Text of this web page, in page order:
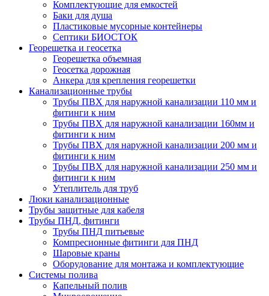
Комплектующие для емкостей
Баки для душа
Пластиковые мусорные контейнеры
Септики БИОСТОК
Георешетка и геосетка
Георешетка объемная
Геосетка дорожная
Анкера для крепления георешетки
Канализационные трубы
Трубы ПВХ для наружной канализации 110 мм и
фитинги к ним
Трубы ПВХ для наружной канализации 160мм и
фитинги к ним
Трубы ПВХ для наружной канализации 200 мм и
фитинги к ним
Трубы ПВХ для наружной канализации 250 мм и
фитинги к ним
Утеплитель для труб
Люки канализационные
Трубы защитные для кабеля
Трубы ПНД, фитинги
Трубы ПНД питьевые
Компресионные фитинги для ПНД
Шаровые краны
Оборудование для монтажа и комплектующие
Системы полива
Капельный полив